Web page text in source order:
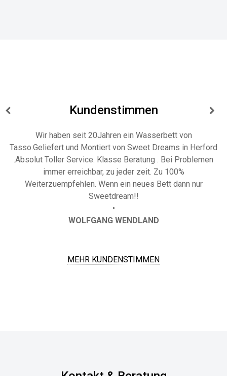
Kundenstimmen
Habe bereits mehrfach Konditionierer bestellt. Immer Top-
Preise und sehr schneller Versand. Jederzeit gerne wieder
und ganz klare Empfehlung
•
KNUT
MEHR KUNDENSTIMMEN